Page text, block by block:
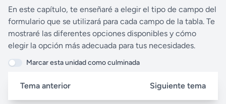
En este capítulo, te enseñaré a elegir el tipo de campo del
formulario que se utilizará para cada campo de la tabla. Te
mostraré las diferentes opciones disponibles y cómo
elegir la opción más adecuada para tus necesidades.
Marcar esta unidad como culminada
Tema anterior Siguiente tema